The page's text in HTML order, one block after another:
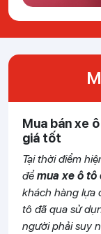
Mua bán xe
giá tốt
Tại thời điểm
đểmua xe ô tô
khách hàng lựa
tô đã qua sử
người phải suy